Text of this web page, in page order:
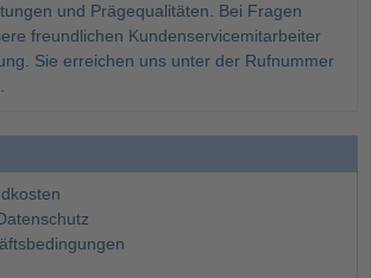
und Prägequalitäten. Bei Fragen
freundlichen Kundenservicemitarbeiter
Sie erreichen uns unter der Rufnummer